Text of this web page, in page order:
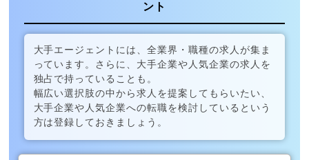
ント
大手エージェントには、全業界・職種の求人が集ま
っています。さらに、大手企業や人気企業の求人を
独占で持っていることも。
幅広い選択肢の中から求人を提案してもらいたい、
大手企業や人気企業への転職を検討しているという
方は登録しておきましょう。